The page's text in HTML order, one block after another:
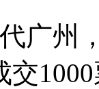
广州
交